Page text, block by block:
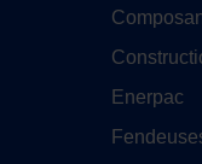
Enerpac